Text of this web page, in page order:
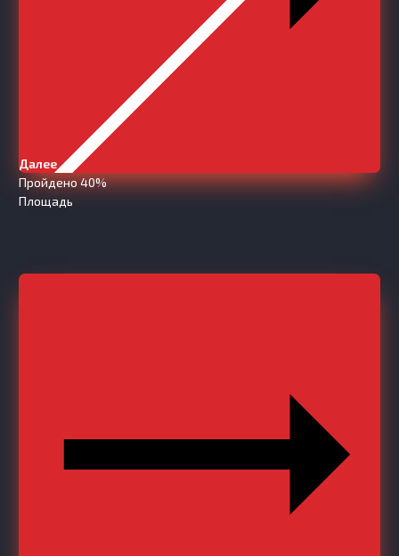
Далее
Пройдено 40%
Площадь